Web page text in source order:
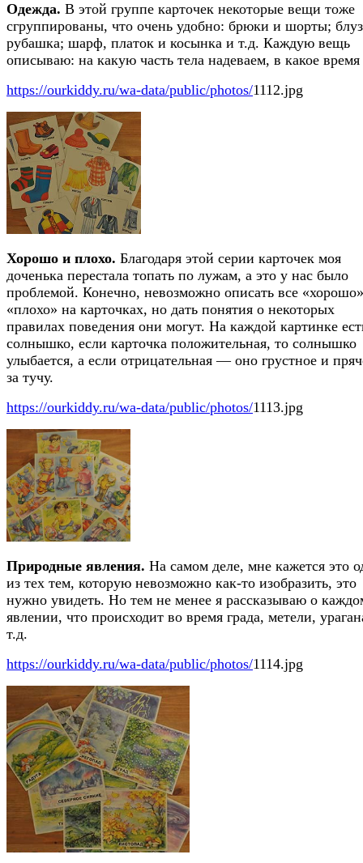
Одежда. В этой группе карточек некоторые вещи тоже
сгруппированы, что очень удобно: брюки и шорты;
рубашка; шарф, платок и косынка и т.д. Каждую вещь
описываю: на какую часть тела надеваем, в какое время
https://ourkiddy.ru/wa-data/public/photos/1112.jpg
Хорошо и плохо. Благодаря этой серии карточек моя
доченька перестала топать по лужам, а это у нас было
проблемой. Конечно, невозможно описать все
«плохо» на карточках, но дать понятия о некоторых
правилах поведения они могут. На каждой картинке
солнышко, если карточка положительная, то солнышко
улыбается, а если отрицательная — оно грустное и
за тучу.
https://ourkiddy.ru/wa-data/public/photos/1113.jpg
Природные явления. На самом деле, мне кажется это
из тех тем, которую невозможно как-то изобразить, это
нужно увидеть. Но тем не менее я рассказываю о
явлении, что происходит во время града, метели,
т.д.
https://ourkiddy.ru/wa-data/public/photos/1114.jpg